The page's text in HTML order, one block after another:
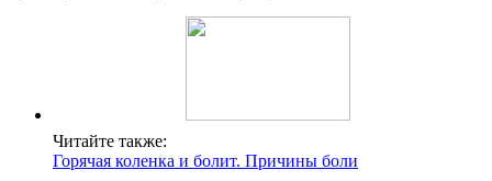
Читайте также:
Горячая коленка и болит. Причины боли